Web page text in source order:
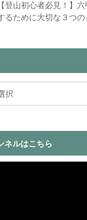
【登山初心者必見！】
るために大切な３つの
ネルはこちら